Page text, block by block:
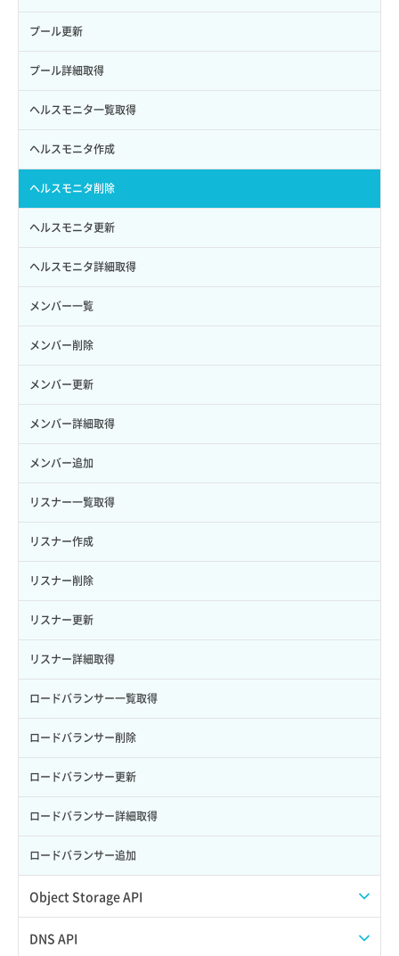
サブユーザー削除
サブユーザー更新
サブユーザー詳細取得
トークン発行
パーミッション一覧取得
ロールからパーミッションを紐づけ解除
ロールにパーミッションを紐づけ
ロール一覧取得
ロール作成
ロール削除
ロール更新
ロール詳細取得
イメージ削除
イメージ詳細取得
アタッチ済みポート一覧取得
アタッチ済みポート詳細取得
アタッチ済みボリューム一覧
アタッチ済みボリューム詳細取得
コンソールURL発行
サーバーに紐づくアドレス取得
サーバーに紐づくアドレス取得（ネットワーク指定）
サーバーに紐づくセキュリティグループ取得
サーバープラン一覧取得
サーバープラン変更
サーバープラン詳細一覧取得
サーバープラン詳細取得
サーバーメタデータ取得
サーバーメタデータ更新（ネームタグ変更）
サーバー一覧取得
サーバー作成
サーバー再構築（OS再インストール）
サーバー利用状況グラフ（CPU）
サーバー利用状況グラフ（ディスクIO）
サーバー利用状況グラフ（トラフィック）
サーバー削除
サーバー操作（起動/停止/再起動/強制停止）
サーバー設定切替
サブネット削除（ローカルネットワーク用）
サブネット詳細取得
セキュリティグループ ルール一覧取得
セキュリティグループ ルール作成
セキュリティグループ ルール削除
セキュリティグループ ルール詳細取得
セキュリティグループ一覧取得
セキュリティグループ作成
セキュリティグループ削除
セキュリティグループ更新
セキュリティグループ詳細取得
ネットワーク一覧取得
ネットワーク作成（ローカルネットワーク用）
ネットワーク削除（ローカルネットワーク用）
ネットワーク詳細取得
ポート一覧取得
ポート作成（ローカルネットワーク用）
ポート作成（追加IP用）
ポート削除
ポート更新
ポート詳細取得
プール更新
プール詳細取得
ヘルスモニタ一覧取得
ヘルスモニタ作成
ヘルスモニタ削除
ヘルスモニタ更新
ヘルスモニタ詳細取得
メンバー一覧
メンバー削除
メンバー更新
メンバー詳細取得
メンバー追加
リスナー一覧取得
リスナー作成
リスナー削除
リスナー更新
リスナー詳細取得
ロードバランサー一覧取得
ロードバランサー削除
ロードバランサー更新
ロードバランサー詳細取得
ロードバランサー追加
Object Storage API
Web公開
DNS API